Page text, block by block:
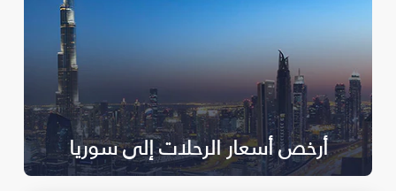
أرخص أسعار الرحلات إلى سوريا